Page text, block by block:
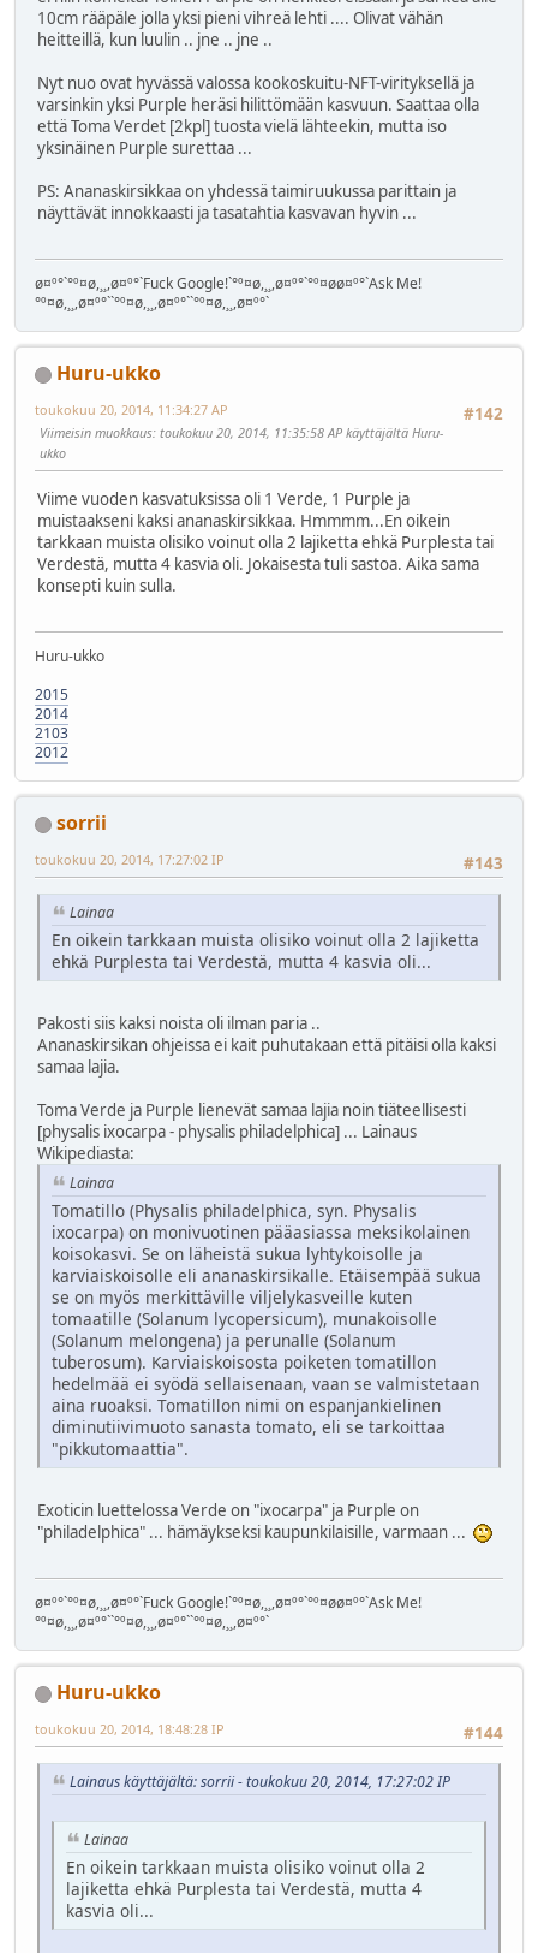
10cm rääpäle jolla yksi pieni vihreä lehti .... Olivat vähän
heitteillä, kun luulin .. jne .. jne ..
Nyt nuo ovat hyvässä valossa kookoskuitu-NFT-virityksellä ja
varsinkin yksi Purple heräsi hilittömään kasvuun. Saattaa olla
että Toma Verdet [2kpl] tuosta vielä lähteekin, mutta iso
yksinäinen Purple surettaa ...
PS: Ananaskirsikkaa on yhdessä taimiruukussa parittain ja
näyttävät innokkaasti ja tasatahtia kasvavan hyvin ...
ø¤º°`°º¤ø,¸¸,ø¤º°`Fuck Google!`°º¤ø,¸¸,ø¤º°`°º¤øø¤º°`Ask Me!
°º¤ø,¸¸,ø¤º°``°º¤ø,¸¸,ø¤º°``°º¤ø,¸¸,ø¤º°`
Huru-ukko
#142
toukokuu 20, 2014, 11:34:27 AP
Viimeisin muokkaus: toukokuu 20, 2014, 11:35:58 AP käyttäjältä Huru-
ukko
Viime vuoden kasvatuksissa oli 1 Verde, 1 Purple ja
muistaakseni kaksi ananaskirsikkaa. Hmmmm...En oikein
tarkkaan muista olisiko voinut olla 2 lajiketta ehkä Purplesta tai
Verdestä, mutta 4 kasvia oli. Jokaisesta tuli sastoa. Aika sama
konsepti kuin sulla.
Huru-ukko
2015
2014
2103
2012
sorrii
#143
toukokuu 20, 2014, 17:27:02 IP
Lainaa
En oikein tarkkaan muista olisiko voinut olla 2 lajiketta
ehkä Purplesta tai Verdestä, mutta 4 kasvia oli...
Pakosti siis kaksi noista oli ilman paria ..
Ananaskirsikan ohjeissa ei kait puhutakaan että pitäisi olla kaksi
samaa lajia.
Toma Verde ja Purple lienevät samaa lajia noin tiäteellisesti
[physalis ixocarpa - physalis philadelphica] ... Lainaus
Wikipediasta:
Lainaa
Tomatillo (Physalis philadelphica, syn. Physalis
ixocarpa) on monivuotinen pääasiassa meksikolainen
koisokasvi. Se on läheistä sukua lyhtykoisolle ja
karviaiskoisolle eli ananaskirsikalle. Etäisempää sukua
se on myös merkittäville viljelykasveille kuten
tomaatille (Solanum lycopersicum), munakoisolle
(Solanum melongena) ja perunalle (Solanum
tuberosum). Karviaiskoisosta poiketen tomatillon
hedelmää ei syödä sellaisenaan, vaan se valmistetaan
aina ruoaksi. Tomatillon nimi on espanjankielinen
diminutiivimuoto sanasta tomato, eli se tarkoittaa
"pikkutomaattia".
Exoticin luettelossa Verde on "ixocarpa" ja Purple on
"philadelphica" ... hämäykseksi kaupunkilaisille, varmaan ...
ø¤º°`°º¤ø,¸¸,ø¤º°`Fuck Google!`°º¤ø,¸¸,ø¤º°`°º¤øø¤º°`Ask Me!
°º¤ø,¸¸,ø¤º°``°º¤ø,¸¸,ø¤º°``°º¤ø,¸¸,ø¤º°`
Huru-ukko
#144
toukokuu 20, 2014, 18:48:28 IP
Lainaus käyttäjältä: sorrii - toukokuu 20, 2014, 17:27:02 IP
Lainaa
En oikein tarkkaan muista olisiko voinut olla 2
lajiketta ehkä Purplesta tai Verdestä, mutta 4
kasvia oli...